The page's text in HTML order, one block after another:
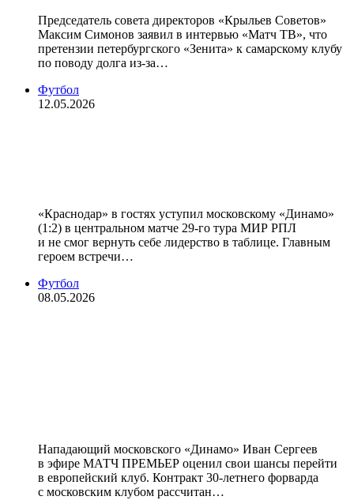
Председатель совета директоров «Крыльев Советов»
Максим Симонов заявил в интервью «Матч ТВ», что
претензии петербургского «Зенита» к самарскому клубу
по поводу долга из‑за…
Футбол
12.05.2026
«Краснодар» в гостях уступил московскому «Динамо»
(1:2) в центральном матче 29-го тура МИР РПЛ
и не смог вернуть себе лидерство в таблице. Главным
героем встречи…
Футбол
08.05.2026
Нападающий московского «Динамо» Иван Сергеев
в эфире МАТЧ ПРЕМЬЕР оценил свои шансы перейти
в европейский клуб. Контракт 30‑летнего форварда
с московским клубом рассчитан…